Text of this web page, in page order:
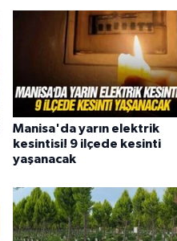
Manisa'da yarın elektrik
kesintisi! 9 ilçede kesinti
yaşanacak